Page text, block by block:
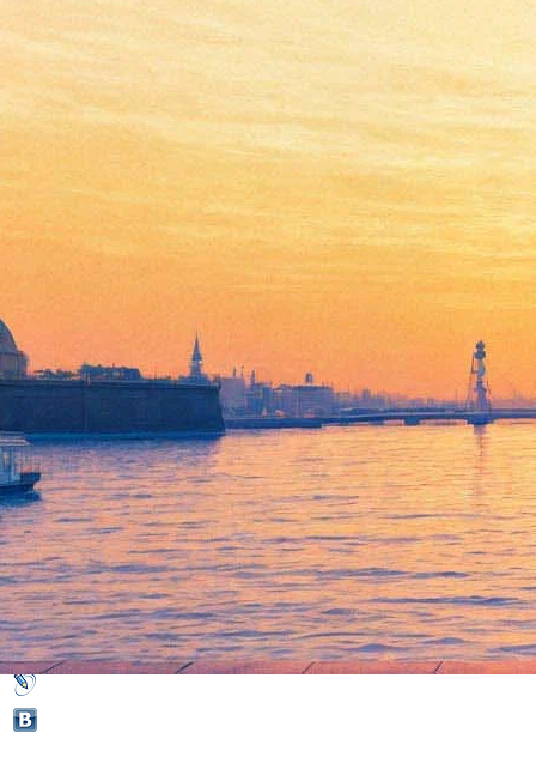
Шесть блюд из одной курицы
15 июля 2013, понедельник
Версия для печати
Все спектакли
Театр им. В.Ф. Комиссаржевской
Все театры